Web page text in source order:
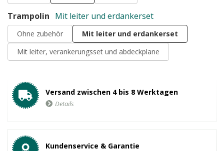
Trampolin Mit leiter und erdankerset
Ohne zubehör
Mit leiter und erdankerset
Mit leiter, verankerungsset und abdeckplane
Versand zwischen 4 bis 8 Werktagen
Details
Kundenservice & Garantie